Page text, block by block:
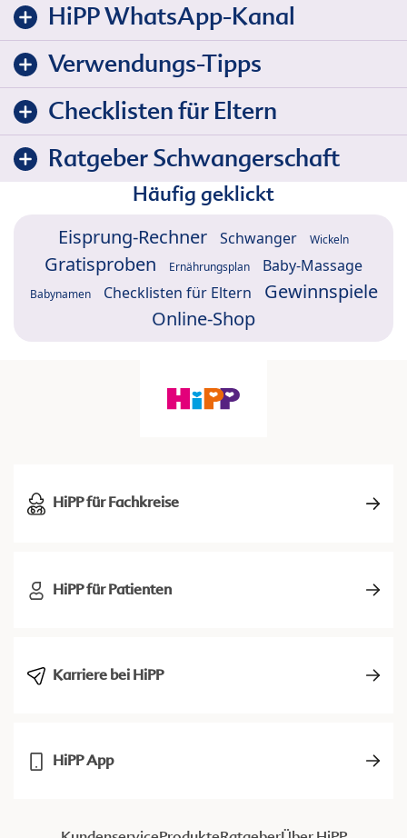
HiPP WhatsApp-Kanal
Verwendungs-Tipps
Checklisten für Eltern
Ratgeber Schwangerschaft
Häufig geklickt
Eisprung-Rechner Schwanger Wickeln
Gratisproben Ernährungsplan Baby-Massage
Babynamen Checklisten für Eltern
Gewinnspiele
Online-Shop
HiPP für Fachkreise
HiPP für Patienten
Karriere bei HiPP
HiPP App